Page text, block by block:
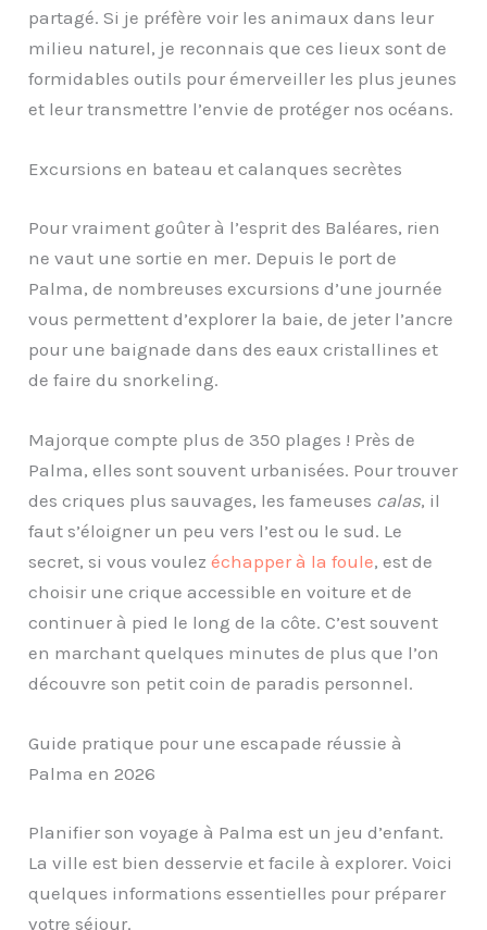
partagé. Si je préfère voir les animaux dans leur
milieu naturel, je reconnais que ces lieux sont de
formidables outils pour émerveiller les plus jeunes
et leur transmettre l’envie de protéger nos océans.
Excursions en bateau et calanques secrètes
Pour vraiment goûter à l’esprit des Baléares, rien
ne vaut une sortie en mer. Depuis le port de
Palma, de nombreuses excursions d’une journée
vous permettent d’explorer la baie, de jeter l’ancre
pour une baignade dans des eaux cristallines et
de faire du snorkeling.
Majorque compte plus de 350 plages ! Près de
Palma, elles sont souvent urbanisées. Pour trouver
des criques plus sauvages, les fameuses calas, il
faut s’éloigner un peu vers l’est ou le sud. Le
secret, si vous voulezéchapper à la foule, est de
choisir une crique accessible en voiture et de
continuer à pied le long de la côte. C’est souvent
en marchant quelques minutes de plus que l’on
découvre son petit coin de paradis personnel.
Guide pratique pour une escapade réussie à
Palma en 2026
Planifier son voyage à Palma est un jeu d’enfant.
La ville est bien desservie et facile à explorer. Voici
quelques informations essentielles pour préparer
votre séjour.